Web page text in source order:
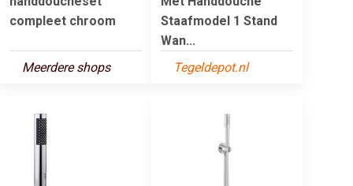
compleet chroom
Meerdere shops
Staafmodel 1 Stand
Wan...
Tegeldepot.nl